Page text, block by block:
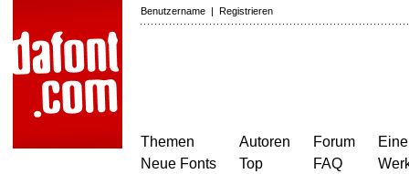
Benutzername | Registrieren
Themen
Neue Fonts
Autoren
Top
Forum
FAQ